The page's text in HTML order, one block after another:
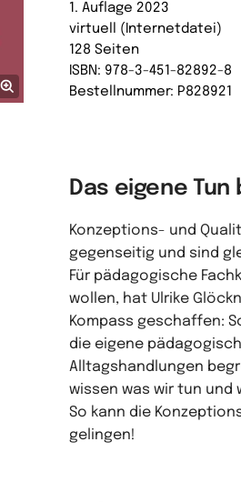
1. Auflage 2023
virtuell (Internetdatei)
128 Seiten
ISBN: 978-3-451-82892-8
Bestellnummer: P828921
Das eigene
Konzeptions- und
gegenseitig und sind
Für pädagogische
wollen, hat Ulrike
Kompass geschaffen:
die eigene
Alltagshandlungen
wissen was wir tun und
So kann die
gelingen!